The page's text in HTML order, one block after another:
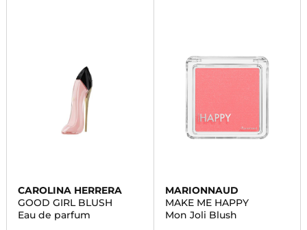
CAROLINA HERRERA
GOOD GIRL BLUSH
Eau de parfum
MARIONNAUD
MAKE ME HAPPY
Mon Joli Blush